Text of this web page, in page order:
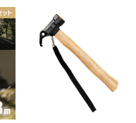
み出すポール径
ある太さで強度に優れており
っかりと支えます。